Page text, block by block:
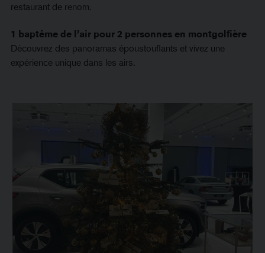
restaurant de renom.
1 baptême de l’air pour 2 personnes en montgolfière
Découvrez des panoramas époustouflants et vivez une
expérience unique dans les airs.